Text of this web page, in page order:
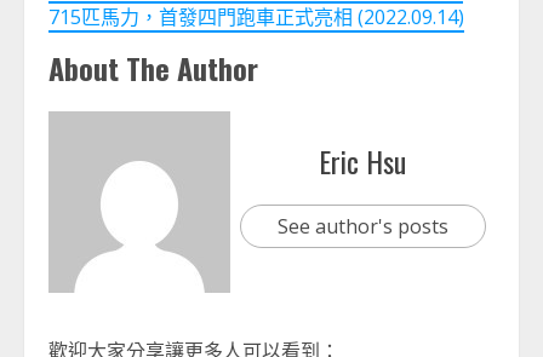
715匹馬力，首發四門跑車正式亮相 (2022.09.14)
About The Author
Eric Hsu
See author's posts
歡迎大家分享讓更多人可以看到：